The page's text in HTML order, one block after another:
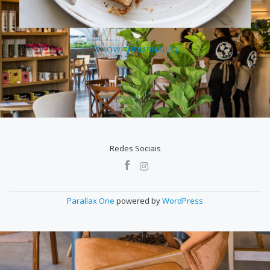
[SHOW THUMBNAILS]
Redes Sociais
Parallax One powered byWordPress